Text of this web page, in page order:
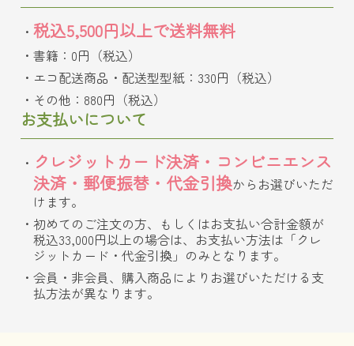
税込5,500円以上で送料無料
書籍：0円（税込）
エコ配送商品・配送型型紙：330円（税込）
その他：880円（税込）
お支払いについて
クレジットカード決済・コンビニエンス
決済・郵便振替・代金引換からお選びいただ
けます。
初めてのご注文の方、もしくはお支払い合計金額が
税込33,000円以上の場合は、お支払い方法は「クレ
ジットカード・代金引換」のみとなります。
会員・非会員、購入商品によりお選びいただける支
払方法が異なります。